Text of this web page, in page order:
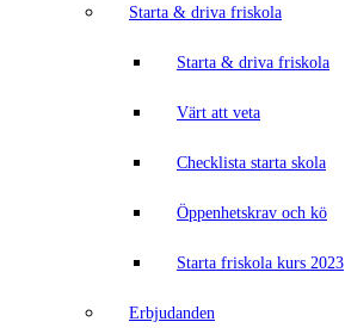
Starta & driva friskola
Starta & driva friskola
Värt att veta
Checklista starta skola
Öppenhetskrav och kö
Starta friskola kurs 2023
Erbjudanden